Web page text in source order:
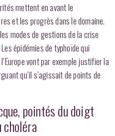
mettent en avant le
et les progrès dans le domaine.
modes de gestions de la crise
Les épidémies de typhoïde qui
vont par exemple justifier la
qu’il s’agissait de points de
pointés du doigt
choléra